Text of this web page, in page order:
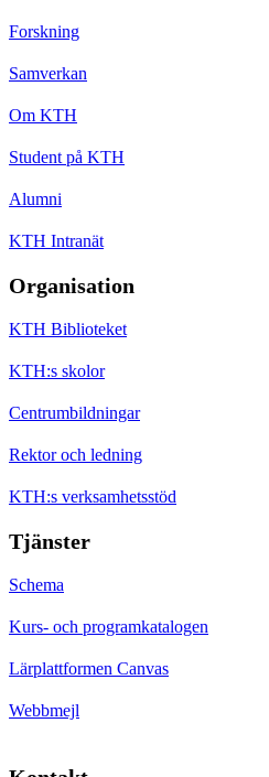
Forskning
Samverkan
Om KTH
Student på KTH
Alumni
KTH Intranät
Organisation
KTH Biblioteket
KTH:s skolor
Centrumbildningar
Rektor och ledning
KTH:s verksamhetsstöd
Tjänster
Schema
Kurs- och programkatalogen
Lärplattformen Canvas
Webbmejl